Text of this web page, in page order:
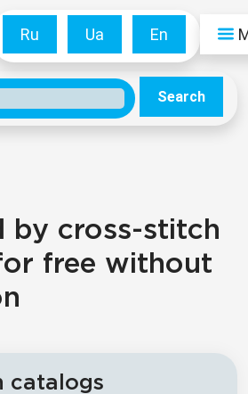
Ru Ua En
Search
by cross-stitch
free without
catalogs